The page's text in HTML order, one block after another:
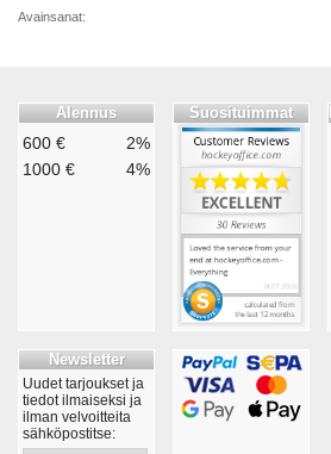
Avainsanat:
Alennus
600 €
2%
1000 €
4%
Suosituimmat
Newsletter
Uudet tarjoukset ja
tiedot ilmaiseksi ja
ilman velvoitteita
sähköpostitse: